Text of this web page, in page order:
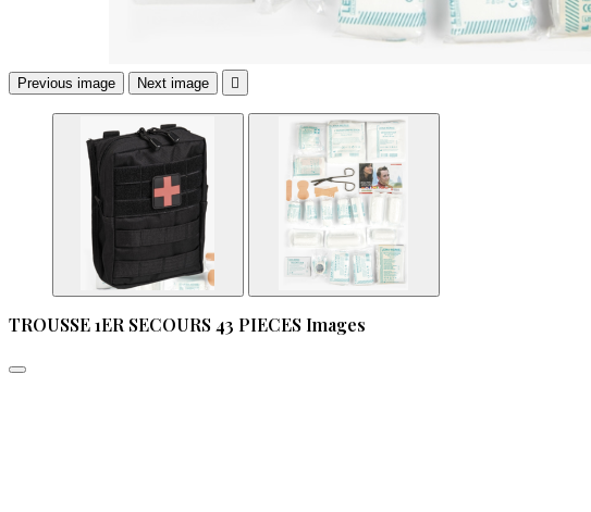
Previous image Next image 
TROUSSE 1ER SECOURS 43 PIECES Images